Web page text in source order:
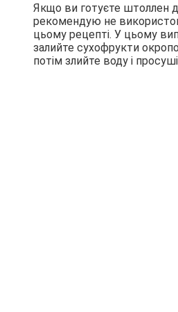
Якщо ви готуєте штоллен
рекомендую не
цьому рецепті. У цьому
залийте сухофрукти
потім злийте воду і